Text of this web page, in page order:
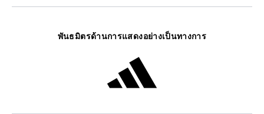
พันธมิตรด้านการแสดงอย่างเป็นทางการ